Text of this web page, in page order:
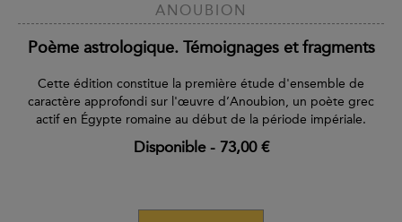
ANOUBION
Poème astrologique. Témoignages et fragments
Cette édition constitue la première étude d'ensemble de
caractère approfondi sur l'œuvre d’Anoubion, un poète grec
actif en Égypte romaine au début de la période impériale.
Disponible- 73,00 €